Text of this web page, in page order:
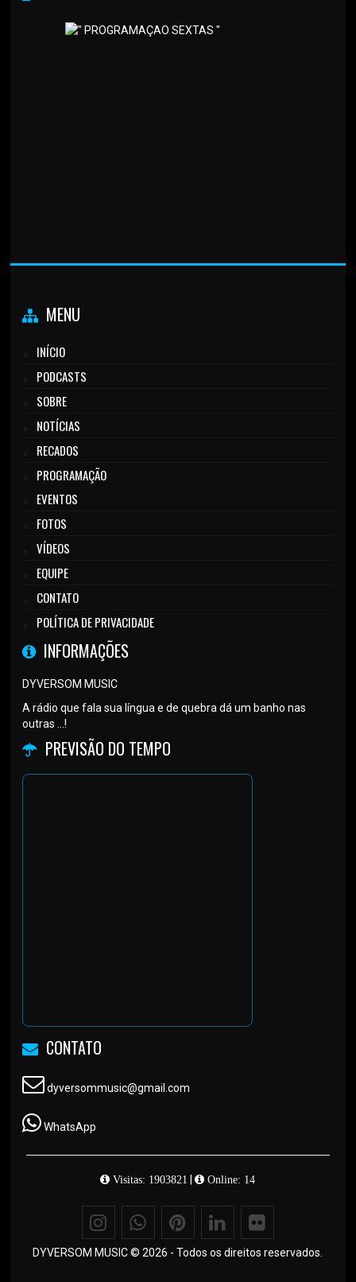
MENU
INÍCIO
PODCASTS
SOBRE
NOTÍCIAS
RECADOS
PROGRAMAÇÃO
EVENTOS
FOTOS
VÍDEOS
EQUIPE
CONTATO
POLÍTICA DE PRIVACIDADE
INFORMAÇÕES
DYVERSOM MUSIC
A rádio que fala sua língua e de quebra dá um banho nas
outras ...!
PREVISÃO DO TEMPO
CONTATO
dyversommusic@gmail.com
WhatsApp
Visitas: 1903821 | Online: 14
DYVERSOM MUSIC © 2026 - Todos os direitos reservados.